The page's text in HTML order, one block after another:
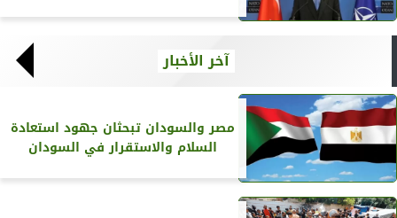
آخر الأخبار
مصر والسودان تبحثان جهود استعادة
السلام والاستقرار في السودان